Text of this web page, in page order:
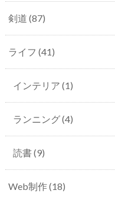
剣道 (87)
ライフ (41)
インテリア (1)
ランニング(4)
読書(9)
Web制作(18)